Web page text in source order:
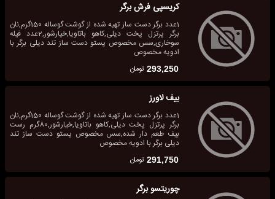
کریسپی فرش برگر
1عدد برگر دست ساز تهیه شده از گوشت گوساله 150گرم,نان
برگر پرتزل پخت دیلی,کاهو باتاویا,خیارشور,2عدد فیله
سوخاری,سس مخصوص پستو دست ساز تند دیلی برگر با
ادویه مخصوص
293,250 تومان
بیف لاورز
1عدد برگر دست ساز تهیه شده از گوشت گوساله 150گرم,نان
برگر پرتزل پخت دیلی,کاهو باتاویا,خیارشور,80گرم رست
بیف طعم دار شده,سس مخصوص پستو دست ساز تند
دیلی برگر با ادویه مخصوص
291,750 تومان
چوریتسو برگر